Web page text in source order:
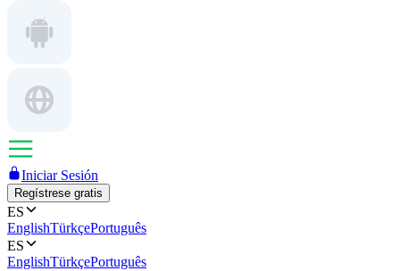
Iniciar Sesión
Regístrese gratis
ES
EnglishTürkçePortuguês
ES
EnglishTürkçePortuguês